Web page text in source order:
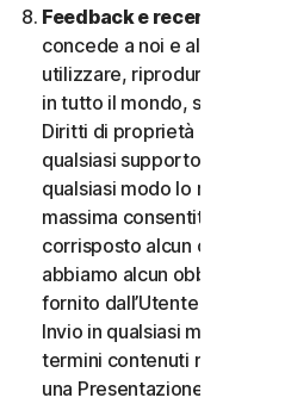
Feedback e recensioni.
concede a noi e alle nostre
utilizzare, riprodurre,
in tutto il mondo, secondo i
Diritti di proprietà
qualsiasi supporto, senza
qualsiasi modo lo riteniamo
massima consentita dalla
corrisposto alcun compenso
abbiamo alcun obbligo di
fornito dall’Utente e
Invio in qualsiasi momento,
termini contenuti nel
una Presentazione,